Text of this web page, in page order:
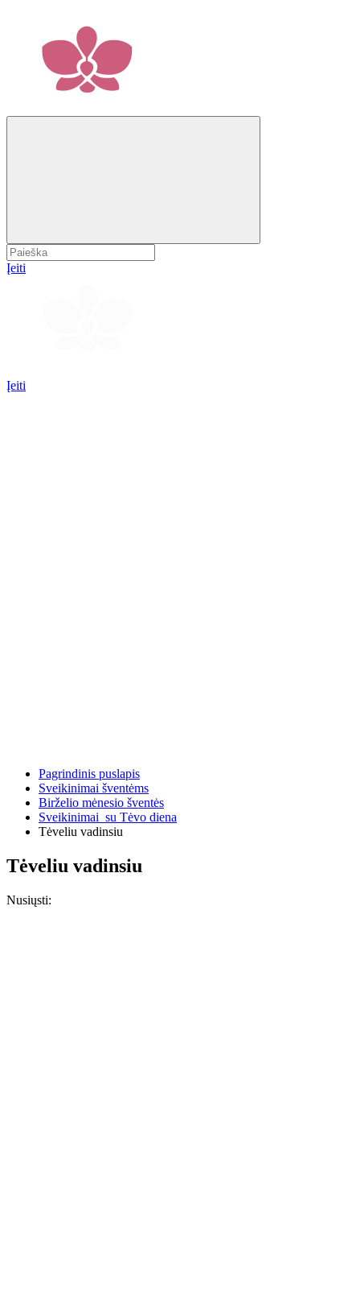
Įeiti
Įeiti
Pagrindinis puslapis
Sveikinimai šventėms
Birželio mėnesio šventės
Sveikinimai su Tėvo diena
Tėveliu vadinsiu
Tėveliu vadinsiu
Nusiųsti: